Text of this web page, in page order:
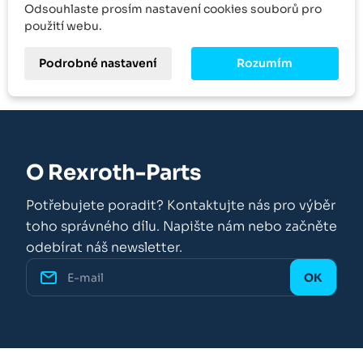
Kontakt
O Rexroth-Parts
Potřebujete poradit? Kontaktujte nás pro výběr
toho správného dílu. Napište nám nebo začněte
odebírat náš newsletter.
Odsouhlaste prosím nastavení cookies souborů pro
použití webu.
Podrobné nastavení Rozumím